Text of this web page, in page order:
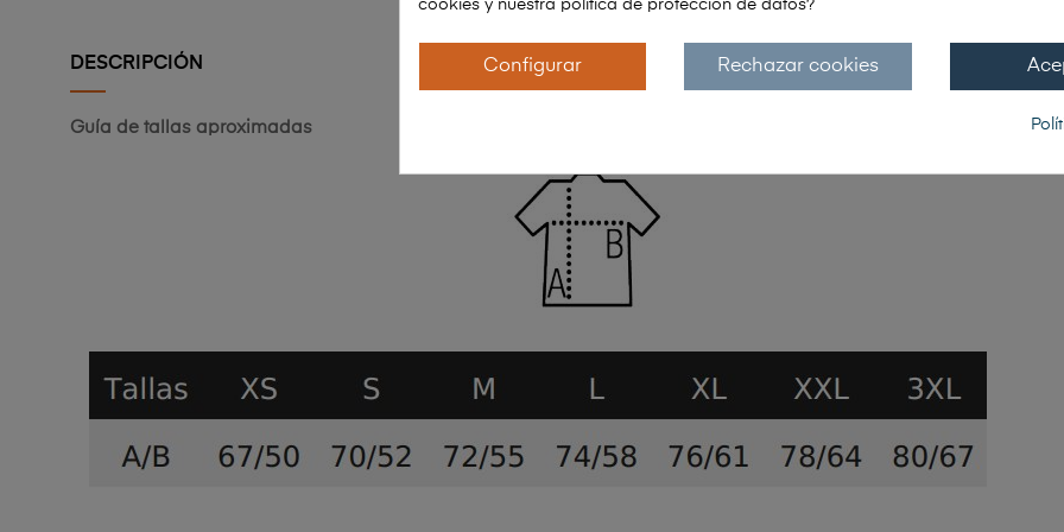
DESCRIPCIÓN
Guía de tallas aproximadas
cookies y nuestra política de protección de datos?
Rechazar cookies
Configurar